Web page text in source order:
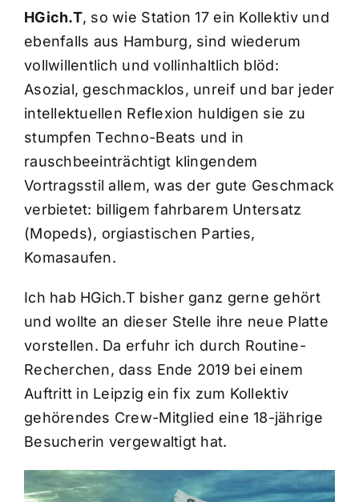
HGich.T, so wie Station 17 ein Kollektiv und
ebenfalls aus Hamburg, sind wiederum
vollwillentlich und vollinhaltlich blöd:
Asozial, geschmacklos, unreif und bar jeder
intellektuellen Reflexion huldigen sie zu
stumpfen Techno-Beats und in
rauschbeeinträchtigt klingendem
Vortragsstil allem, was der gute Geschmack
verbietet: billigem fahrbarem Untersatz
(Mopeds), orgiastischen Parties,
Komasaufen.
Ich hab HGich.T bisher ganz gerne gehört
und wollte an dieser Stelle ihre neue Platte
vorstellen. Da erfuhr ich durch Routine-
Recherchen, dass Ende 2019 bei einem
Auftritt in Leipzig ein fix zum Kollektiv
gehörendes Crew-Mitglied eine 18-jährige
Besucherin vergewaltigt hat.